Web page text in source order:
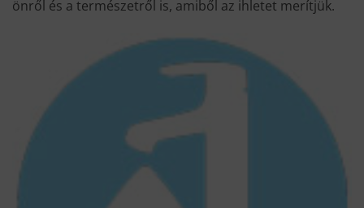
önről és a természetről is, amiből az ihletet merítjük.